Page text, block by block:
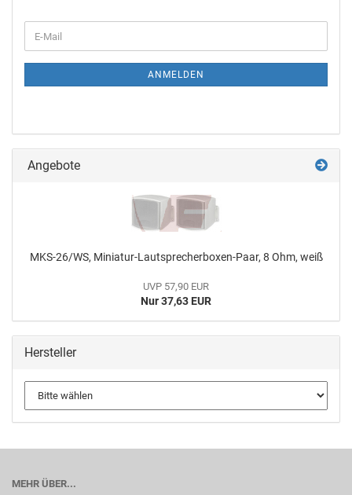
ANMELDEN
Angebote
MKS-26/WS, Miniatur-Lautsprecherboxen-Paar, 8 Ohm, weiß
UVP 57,90 EUR
Nur 37,63 EUR
Hersteller
MEHR ÜBER...